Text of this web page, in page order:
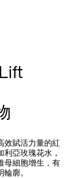
賦活力量的紅
亞玫瑰花水，
母細胞增生，有
廓。